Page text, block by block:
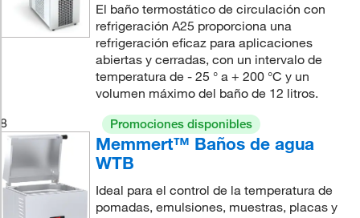
El baño termostático de circulación con
refrigeración A25 proporciona una
refrigeración eficaz para aplicaciones
abiertas y cerradas, con un intervalo de
temperatura de - 25 ° a + 200 °C y un
volumen máximo del baño de 12 litros.
8
Promociones disponibles
Memmert™ Baños de agua
WTB
Ideal para el control de la temperatura de
pomadas, emulsiones, muestras, placas y